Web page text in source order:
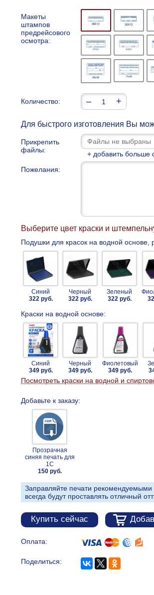
Макеты
штампов
предрейсового
осмотра:
Количество: – +
Для быстрого изготовления Вы
Прикрепить
файлы:
+ добавить больше
Пожелания:
Выберите цвет краски и
Подушки для красок на водной
Синий
322 руб.
Черный
322 руб.
Зеленый
322 руб.
Краски на водной основе:
Синий
349 руб.
Черный
349 руб.
Фиолетовый
349 руб.
Посмотреть краски на водной и
Добавьте к заказу:
Прозрачная
синяя печать для
1С
150 руб.
Заправляйте печати
всегда будут проставлять отличный
Купить сейчас
Оплата:
Поделиться: